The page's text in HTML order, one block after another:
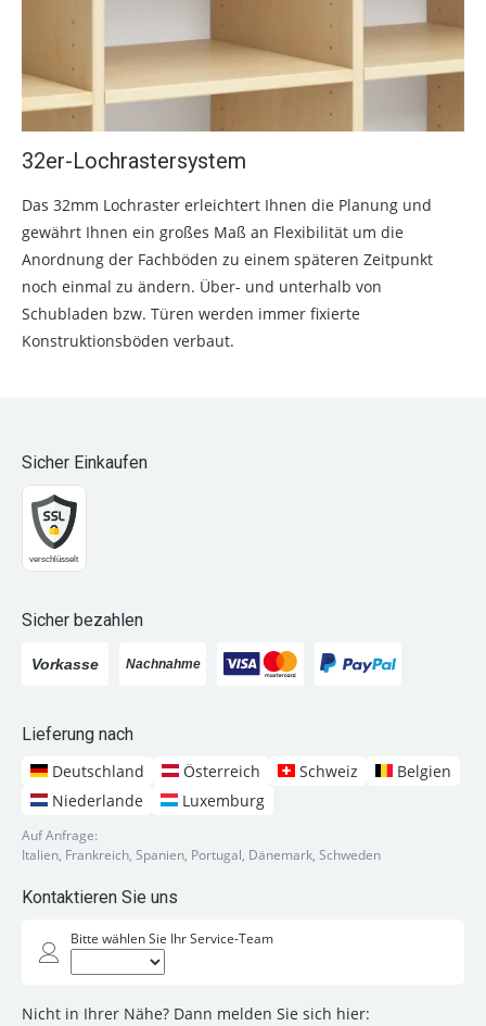
32er-Lochrastersystem
Das 32mm Lochraster erleichtert Ihnen die Planung und
gewährt Ihnen ein großes Maß an Flexibilität um die
Anordnung der Fachböden zu einem späteren Zeitpunkt
noch einmal zu ändern. Über- und unterhalb von
Schubladen bzw. Türen werden immer fixierte
Konstruktionsböden verbaut.
Sicher Einkaufen
Sicher bezahlen
Lieferung nach
Deutschland
Österreich Schweiz
Belgien
Niederlande
Luxemburg
Auf Anfrage:
Italien, Frankreich, Spanien, Portugal, Dänemark, Schweden
Kontaktieren Sie uns
Bitte wählen Sie Ihr Service-Team
Nicht in Ihrer Nähe? Dann melden Sie sich hier: